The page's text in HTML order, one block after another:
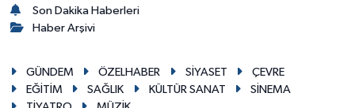
Son Dakika Haberleri
Haber Arşivi
GÜNDEM ÖZELHABER SİYASET
ÇEVRE
EĞİTİM
SAĞLIK KÜLTÜR SANAT
SİNEMA